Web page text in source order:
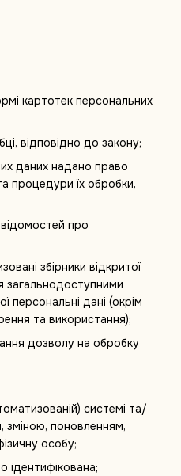
картотек персональних
відповідно до закону;
даних надано право
процедури їх обробки,
про
збірники відкритої
загальнодоступними
персональні дані (окрім
та використання);
дозволу на обробку
системі та/
зміною, поновленням,
особу;
ідентифікована;